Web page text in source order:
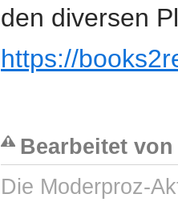
den diversen
https://
Bearbeitet von
Die Moderproz-